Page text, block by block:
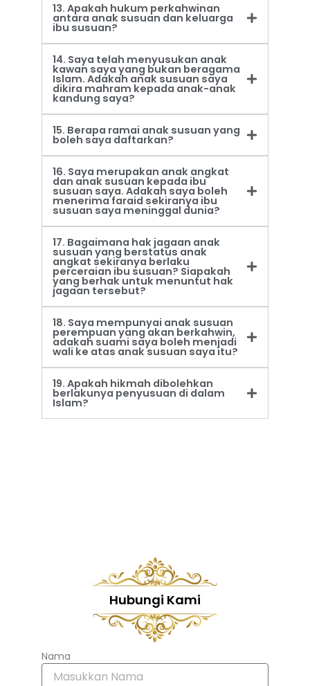
13. Apakah hukum perkahwinan
antara anak susuan dan keluarga
ibu susuan?
14. Saya telah menyusukan anak
kawan saya yang bukan beragama
Islam. Adakah anak susuan saya
dikira mahram kepada anak-anak
kandung saya?
15. Berapa ramai anak susuan yang
boleh saya daftarkan?
16. Saya merupakan anak angkat
dan anak susuan kepada ibu
susuan saya. Adakah saya boleh
menerima faraid sekiranya ibu
susuan saya meninggal dunia?
17. Bagaimana hak jagaan anak
susuan yang berstatus anak
angkat sekiranya berlaku
perceraian ibu susuan? Siapakah
yang berhak untuk menuntut hak
jagaan tersebut?
18. Saya mempunyai anak susuan
perempuan yang akan berkahwin,
adakah suami saya boleh menjadi
wali ke atas anak susuan saya itu?
19. Apakah hikmah dibolehkan
berlakunya penyusuan di dalam
Islam?
Hubungi Kami
Nama